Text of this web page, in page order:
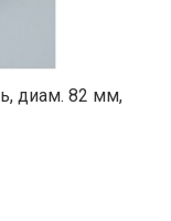
диам. 82 мм,